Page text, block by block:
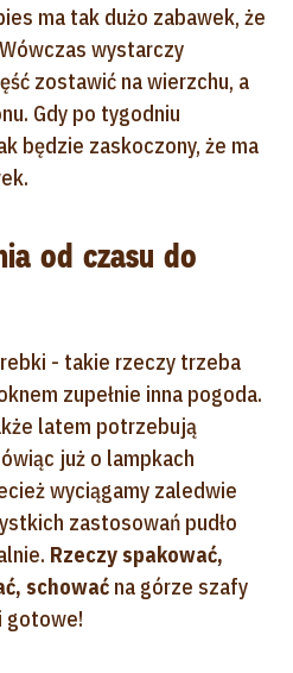
ma tak dużo zabawek, że
wystarczy
zostawić na wierzchu, a
Gdy po tygodniu
będzie zaskoczony, że ma
od czasu do
- takie rzeczy trzeba
zupełnie inna pogoda.
latem potrzebują
już o lampkach
wyciągamy zaledwie
zastosowań pudło
Rzeczy spakować,
schować na górze szafy
gotowe!